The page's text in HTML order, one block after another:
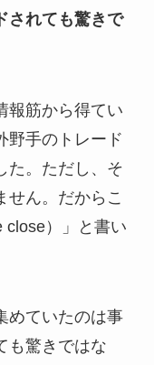
されても驚きで
報筋から得てい
野手のトレード
た。ただし、そ
せん。だからこ
close）」と書い
めていたのは事
も驚きではな